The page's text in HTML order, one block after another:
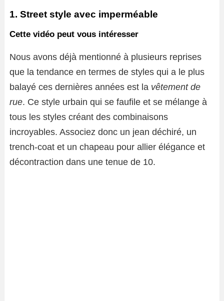
1. Street style avec imperméable
Cette vidéo peut vous intéresser
Nous avons déjà mentionné à plusieurs reprises
que la tendance en termes de styles qui a le plus
balayé ces dernières années est la vêtement de
rue. Ce style urbain qui se faufile et se mélange à
tous les styles créant des combinaisons
incroyables. Associez donc un jean déchiré, un
trench-coat et un chapeau pour allier élégance et
décontraction dans une tenue de 10.